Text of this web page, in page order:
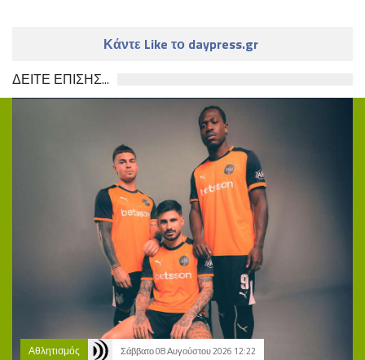
Κάντε Like το daypress.gr
ΔΕΙΤΕ ΕΠΙΣΗΣ...
Αθλητισμός Σάββατο 08 Αυγούστου 2026 12:22